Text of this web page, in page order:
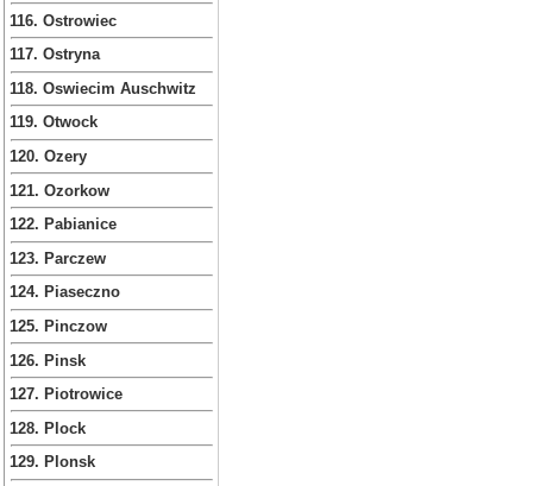
116. Ostrowiec
117. Ostryna
118. Oswiecim Auschwitz
119. Otwock
120. Ozery
121. Ozorkow
122. Pabianice
123. Parczew
124. Piaseczno
125. Pinczow
126. Pinsk
127. Piotrowice
128. Plock
129. Plonsk